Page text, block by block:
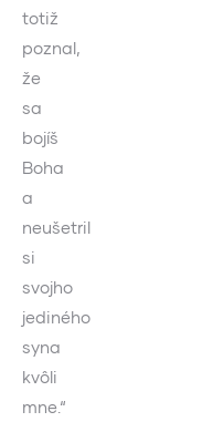
totiž
poznal,
že
sa
bojíš
Boha
a
neušetril
si
svojho
jediného
syna
kvôli
mne.“